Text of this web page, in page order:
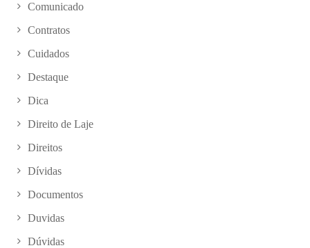
Comunicado
Contratos
Cuidados
Destaque
Dica
Direito de Laje
Direitos
Dívidas
Documentos
Duvidas
Dúvidas